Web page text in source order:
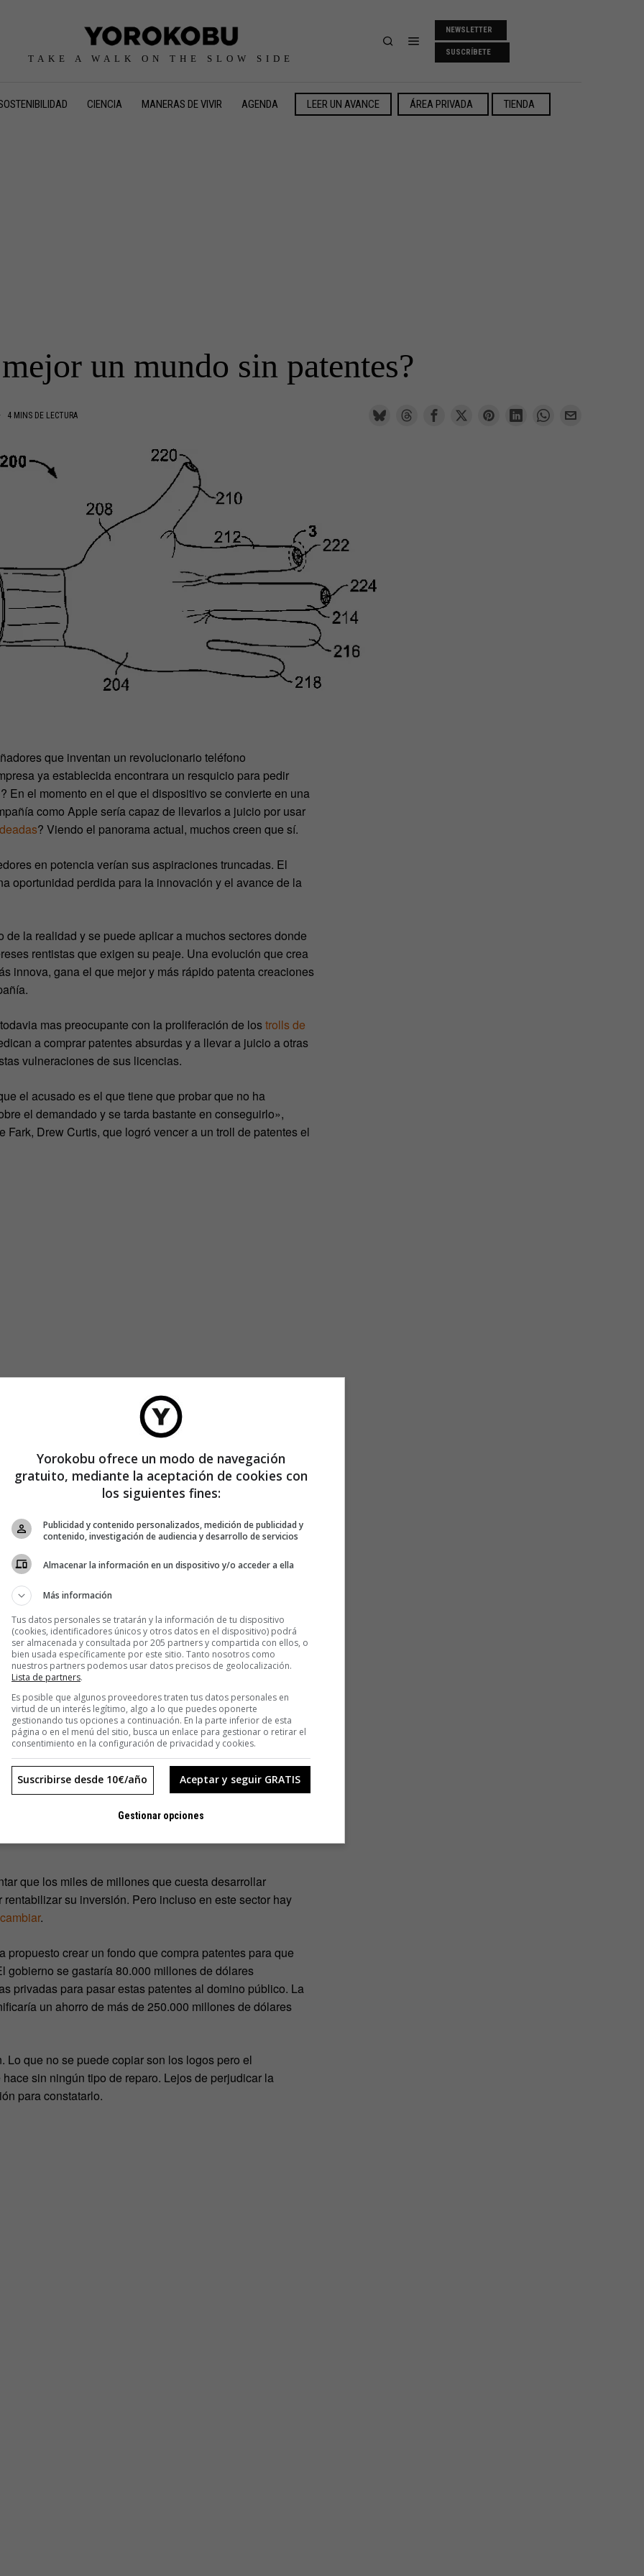
TAKE A WALK ON THE SLOW SIDE
NEWSLETTER
SUSCRÍBETE
CIENCIA MANERAS DE VIVIR AGENDA LEER UN AVANCE ÁREA PRIVADA TIENDA
un mundo sin patentes?
4 MINS DE LECTURA
que inventan un revolucionario teléfono
ya establecida encontrara un resquicio para pedir
el momento en el que el dispositivo se convierte en una
como Apple sería capaz de llevarlos a juicio por usar
? Viendo el panorama actual, muchos creen que sí.
en potencia verían sus aspiraciones truncadas. El
oportunidad perdida para la innovación y el avance de la
la realidad y se puede aplicar a muchos sectores donde
rentistas que exigen su peaje. Una evolución que crea
innova, gana el que mejor y más rápido patenta creaciones
mas preocupante con la proliferación de lostrolls de
a comprar patentes absurdas y a llevar a juicio a otras
vulneraciones de sus licencias.
el acusado es el que tiene que probar que no ha
el demandado y se tarda bastante en conseguirlo»,
Drew Curtis, que logró vencer a un troll de patentes el
pero otros prefieren negociar antes para evitar
y se tarda 18 meses defenderse de este tipo de
para una startup que está intentando salir adelante.
la misma situación de Fark decidieron llegar a acuerdos
negociar con ellos que meterse en un juicio», añadió
de manifiesto la necesidad de repensar las patentes y
incluidas en la constitución estadounidense dicen que
y las artes, pero están siendo utilizadas para hacer lo
carecen de sentido.
que la idea. Facebook no fue la primera, ni mucho,
ejecutarlo mejor que nadie.
miles de millones de dólares para comprar patentes de
podría haber sido destinado a crear nuevos negocios pero
fórmula para blindarse de eventuales problemas
que los miles de millones que cuesta desarrollar
su inversión. Pero incluso en este sector hay
.
propuesto crear un fondo que compra patentes para que
gobierno se gastaría 80.000 millones de dólares
privadas para pasar estas patentes al domino público. La
un ahorro de más de 250.000 millones de dólares
que no se puede copiar son los logos pero el
sin ningún tipo de reparo. Lejos de perjudicar la
para constatarlo.
Yorokobu ofrece un modo de navegación
gratuito, mediante la aceptación de cookies con
los siguientes fines:
Publicidad y contenido personalizados, medición de publicidad y
contenido, investigación de audiencia y desarrollo de servicios
Almacenar la información en un dispositivo y/o acceder a ella
Más información
Tus datos personales se tratarán y la información de tu dispositivo
(cookies, identificadores únicos y otros datos en el dispositivo) podrá
ser almacenada y consultada por 205 partners y compartida con ellos, o
bien usada específicamente por este sitio. Tanto nosotros como
nuestros partners podemos usar datos precisos de geolocalización.
Lista de partners.
Es posible que algunos proveedores traten tus datos personales en
virtud de un interés legítimo, algo a lo que puedes oponerte
gestionando tus opciones a continuación. En la parte inferior de esta
página o en el menú del sitio, busca un enlace para gestionar o retirar el
consentimiento en la configuración de privacidad y cookies.
Aceptar y seguir GRATIS
Suscribirse desde 10€/año
Gestionar opciones